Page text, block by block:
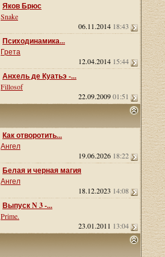
Яков Брюс
Snake
06.11.2014 18:43
Психодинамика...
Грета
12.04.2014 15:44
Анхель де Куатьэ -...
Fillosof
22.09.200901:51
Как отворотить...
Ангел
19.06.2026 18:22
Белая и черная магия
Ангел
18.12.2023 14:08
Выпуск N 3 -...
Prime.
23.01.2011 13:04